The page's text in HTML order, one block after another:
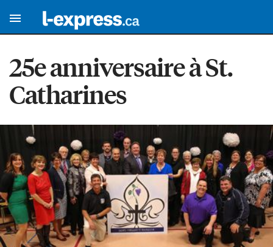
25e anniversaire à St.
Catharines